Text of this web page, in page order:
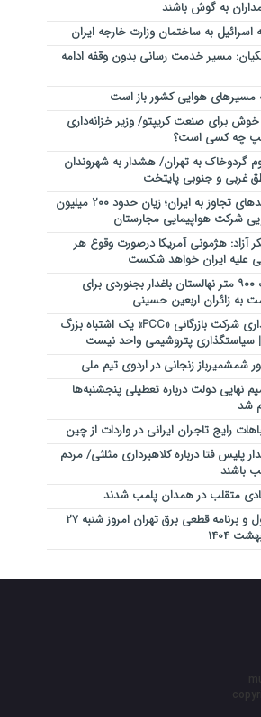
به گوش باشند
اسرائیل به ساختمان وزارت خارجه ایران
مسیر خدمت رسانی بدون وقفه ادامه
مسیرهای هوایی کشور باز است
برای صنعت کریپتو/ وزیر خزانه‌داری
چه کسی است؟
گردوخاک به تهران/ هشدار به شهروندان
غربی و جنوبی پایتخت
پیامدهای تجاوز به ایران؛ زیان حدود ۲۰۰ میلیون
شرکت هواپیمایی مجارستان
آزاد: هژمونی آمریکا درصورت وقوع هر
علیه ایران خواهد شکست
وقف ۹۰۰ متر نهالستان باغدار بجنوردی برای
به زائران اربعین حسینی
واگذاری شرکت بازرگانی «PCC» یک اشتباه بزرگ
| سیاستگذاری پتروشیمی واحد نیست
شمشمیرباز زنجانی در اردوی تیم ملی
نهایی دولت درباره تعطیلی پنجشنبه‌ها
شد
رایج تاجران ایرانی در واردات از چین
پلیس فتا درباره کلاهبرداری مثلثی/ مردم
باشند
جدول و برنامه قطعی برق تهران امروز شنبه ۲۷
۱۴۰۴